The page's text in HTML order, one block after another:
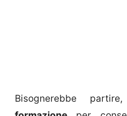
Bisognerebbe